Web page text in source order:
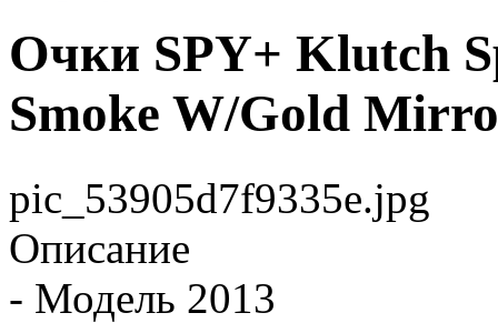
Очки SPY+ Klutch
Smoke W/Gold
pic_53905d7f9335e.jpg
Описание
- Модель 2013